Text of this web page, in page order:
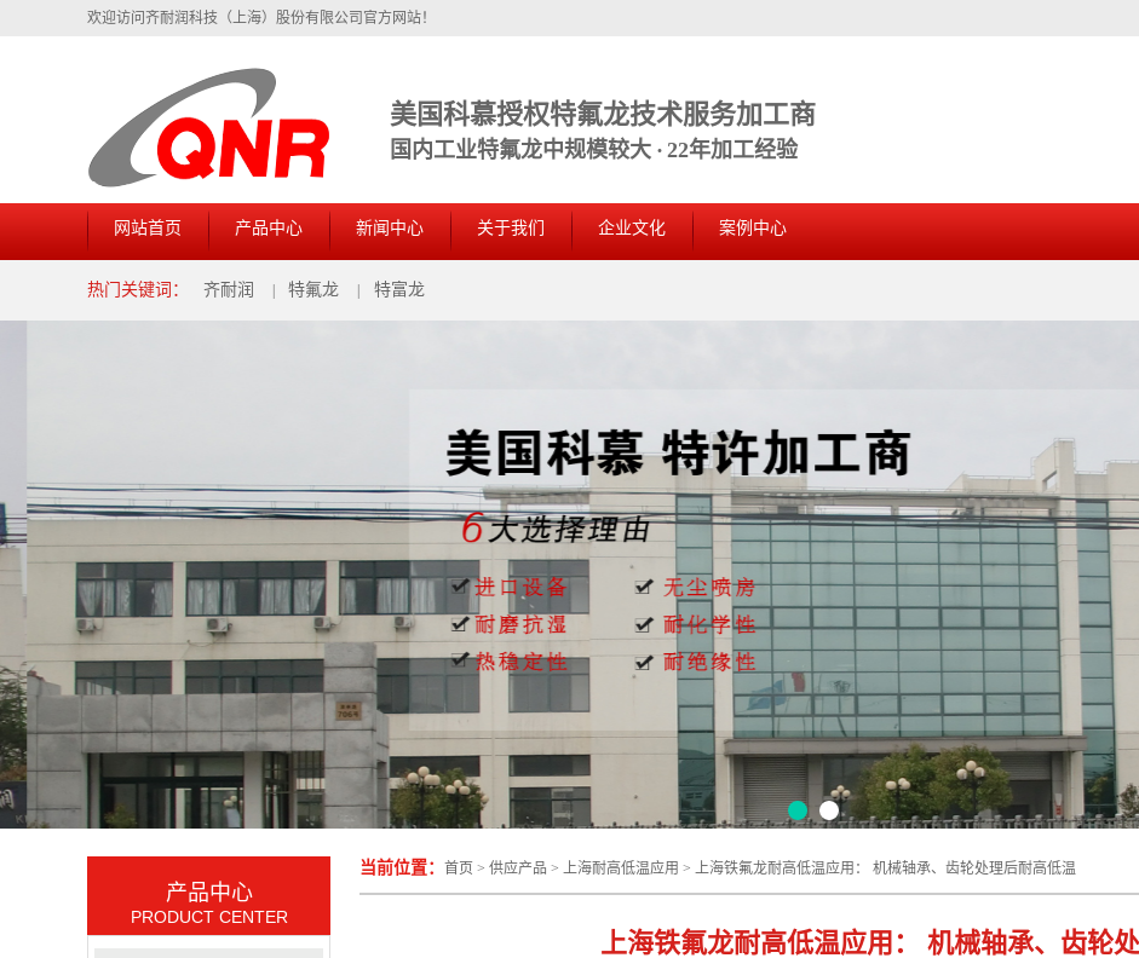
欢迎访问齐耐润科技（上海）股份有限公司官方网站！
美国科慕授权特氟龙技术服务加工商
国内工业特氟龙中规模较大 · 22年加工经验
网站首页 产品中心 新闻中心 关于我们 企业文化 案例中心
热门关键词： 齐耐润 特氟龙 特富龙
当前位置： 首页 > 供应产品 > 上海耐高低温应用 > 上海铁氟龙耐高低温应用： 机械轴承、齿轮处理后耐高低温
上海铁氟龙耐高低温应用： 机械轴承、齿轮
产品中心
PRODUCT CENTER